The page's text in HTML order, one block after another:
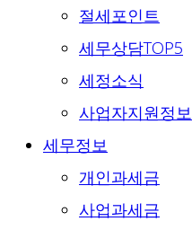
절세포인트
세무상담TOP5
세정소식
사업자지원정보
세무정보
개인과세금
사업과세금